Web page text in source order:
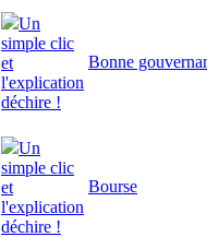
Un
simple clic
et
l'explication
déchire !
Bonne
Un
simple clic
et
l'explication
déchire !
Bourse